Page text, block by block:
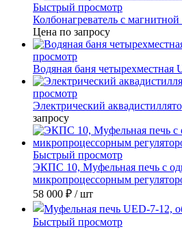
Быстрый просмотр
Колбонагреватель с
Цена по запросу
просмотр
Водяная баня четырехместная
просмотр
Электрический
запросу
Быстрый просмотр
ЭКПС 10, Муфельная печь с
микропроцессорным
58 000 ₽ / шт
Быстрый просмотр